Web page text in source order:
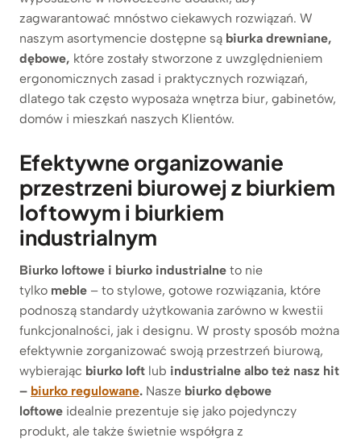
zagwarantować mnóstwo ciekawych rozwiązań. W
naszym asortymencie dostępne są biurka drewniane,
dębowe, które zostały stworzone z uwzględnieniem
ergonomicznych zasad i praktycznych rozwiązań,
dlatego tak często wyposaża wnętrza biur, gabinetów,
domów i mieszkań naszych Klientów.
Efektywne organizowanie
przestrzeni biurowej z biurkiem
loftowym i biurkiem
industrialnym
Biurko loftowe i biurko industrialne to nie
tylko meble – to stylowe, gotowe rozwiązania, które
podnoszą standardy użytkowania zarówno w kwestii
funkcjonalności, jak i designu. W prosty sposób można
efektywnie zorganizować swoją przestrzeń biurową,
wybierając biurko loft lub industrialne albo też nasz hit
– biurko regulowane. Nasze biurko dębowe
loftowe idealnie prezentuje się jako pojedynczy
produkt, ale także świetnie współgra z